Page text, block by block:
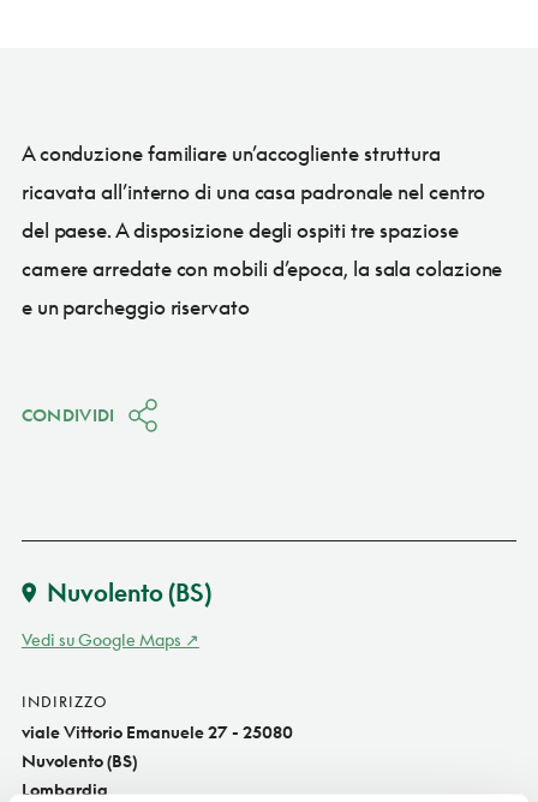
A conduzione familiare un’accogliente struttura
ricavata all’interno di una casa padronale nel centro
del paese. A disposizione degli ospiti tre spaziose
camere arredate con mobili d’epoca, la sala colazione
e un parcheggio riservato
CONDIVIDI
Nuvolento(BS)
Vedi su Google Maps
INDIRIZZO
viale Vittorio Emanuele 27 - 25080
Nuvolento (BS)
Lombardia